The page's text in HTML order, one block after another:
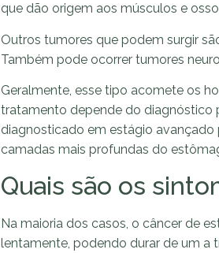
que dão origem aos músculos e
Outros tumores que podem surgir
Também pode ocorrer tumores
Geralmente, esse tipo acomete os
tratamento depende do diagnóstico
diagnosticado em estágio avançado
camadas mais profundas do
Quais são os
Na maioria dos casos, o câncer de
lentamente, podendo durar de um a